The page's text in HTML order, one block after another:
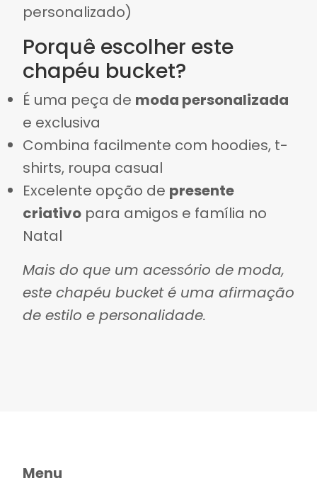
personalizado)
Porquê escolher este
chapéu bucket?
É uma peça de moda personalizada
e exclusiva
Combina facilmente com hoodies, t-
shirts, roupa casual
Excelente opção de presente
criativo para amigos e família no
Natal
Mais do que um acessório de moda,
este chapéu bucket é uma afirmação
de estilo e personalidade.
Menu